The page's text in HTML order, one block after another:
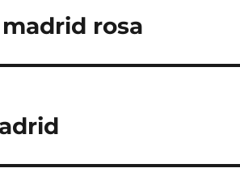
rosa